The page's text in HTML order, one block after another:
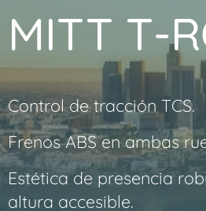
MITT T-
Control de tracción TCS.
Frenos ABS en ambas
Estética de presencia
altura accesible.